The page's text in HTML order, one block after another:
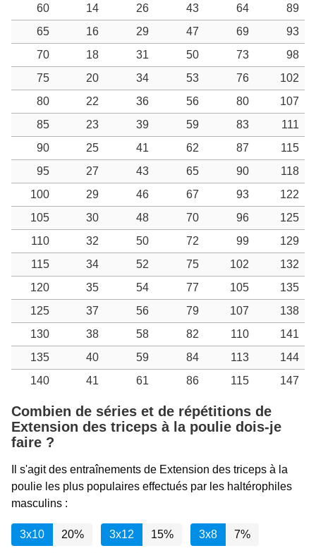
60 14 26 43 64
89
65
16 29 47 69
93
70
18 31 50 73
98
75
20 34 53 76
102
80
22 36 56 80
107
85
23 39 59 83
111
90
25 41 62 87
115
95
27 43 65 90
118
100
29 46 67 93
122
105
30 48 70 96
125
110
32 50 72 99
129
115
34 52 75 102
132
120
35 54 77 105
135
125
37 56 79 107
138
130
38 58 82 110
141
135
40 59 84 113
144
140
41 61 86 115 147
Combien de séries et de répétitions de
Extension des triceps à la poulie dois-je
faire ?
Il s'agit des entraînements de Extension des triceps à la
poulie les plus populaires effectués par les haltérophiles
masculins :
3x10 20% 3x12 15% 3x8 7%